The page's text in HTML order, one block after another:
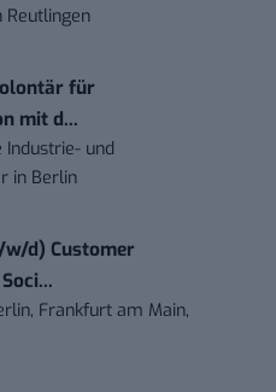
Reutlingen
für
mit d...
Industrie- und
in Berlin
d) Customer
Frankfurt am Main,